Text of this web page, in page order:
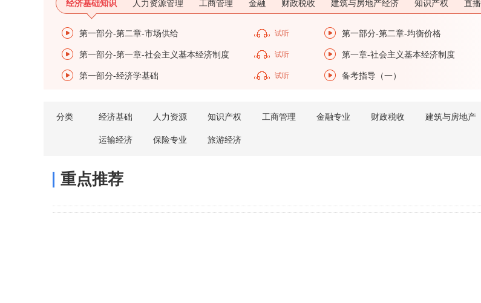
经济基础知识 人力资源管理 工商管理 金融 财政税收 建筑与房地产经济 知识产权 直播
第一部分-第二章-市场供给 试听 第一部分-第二章-均衡价格
第一部分-第一章-社会主义基本经济制度 试听 第一章-社会主义基本经济制度
第一部分-经济学基础 试听 备考指导（一）
分类 经济基础 人力资源 知识产权 工商管理 金融专业 财政税收 建筑与房地产
运输经济 保险专业 旅游经济
重点推荐